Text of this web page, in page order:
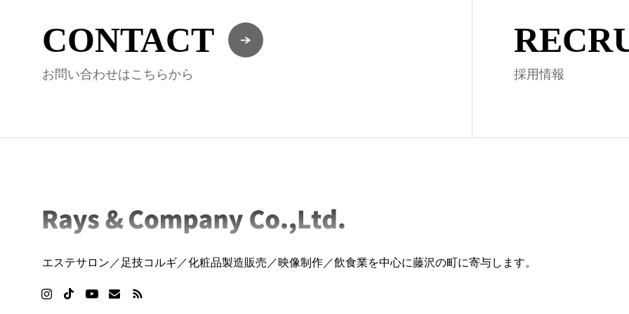
CONTACT
お問い合わせはこちらから 採用情報
エステサロン／足技コルギ／化粧品製造販売／映像制作／飲食業を中心に藤沢の町に寄与します。